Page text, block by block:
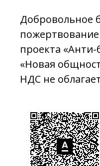
Добровольное
проекта
«Новая
НДС не